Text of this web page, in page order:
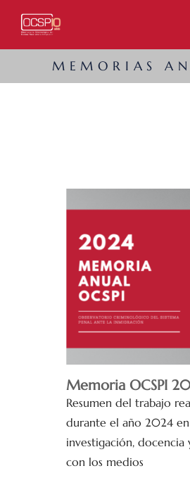
MEMORIAS
Memoria OCSPI
Resumen del trabajo
durante el año 2024
investigación, docencia
con los medios